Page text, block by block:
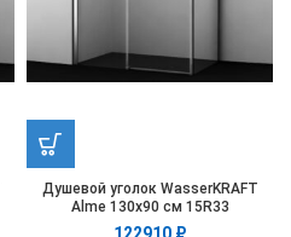
Душевой уголок WasserKRAFT
Alme 130х90 см 15R33